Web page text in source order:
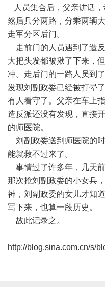
人员集合后，父亲讲话，
然后兵分两路，分乘两辆
走军分区后门。
走前门的人员遇到了造
大把头发都被揪了下来，
冲。走后门的一路人员到
发现刘副政委已经被打晕
有人看守了。父亲在车上
造反派还没有发现，直接
的师医院。
刘副政委送到师医院的
能就救不过来了。
事情过了许多年，几天
那次抢刘副政委的小女兵
神，刘副政委的女儿才知
写下来，也算一段历史。
故此记录之。
http://blog.sina.com.cn/s/